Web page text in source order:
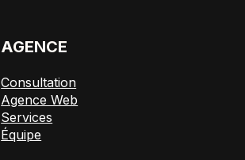
AGENCE
Consultation
Agence Web
Services
Équipe